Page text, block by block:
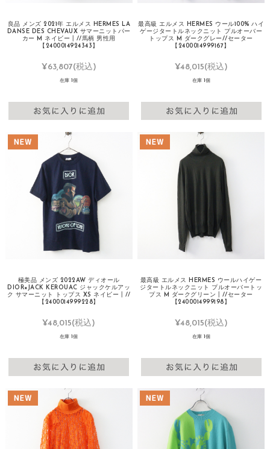
良品 メンズ 2021年 エルメス HERMES LA
DANSE DES CHEVAUX サマーニットパー
カー M ネイビー┃//馬柄 男性用
【2400014924343】
¥63,807(税込)
在庫 1個
最高級 エルメス HERMES ウール100% ハイ
ゲージタートルネックニット プルオーバー
トップス M ダークグレー//セーター
【2400014999167】
¥48,015(税込)
在庫 1個
極美品 メンズ 2022AW ディオール
DIOR×JACK KEROUAC ジャックケルアッ
ク サマーニット トップス XS ネイビー┃//
【2400014999228】
¥48,015(税込)
在庫 1個
最高級 エルメス HERMES ウールハイゲー
ジタートルネックニット プルオーバートッ
プス M ダークグリーン┃//セーター
【2400014999198】
¥48,015(税込)
在庫 1個